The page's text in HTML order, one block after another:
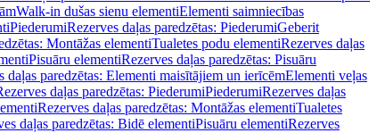
Walk-in dušas sienu elementiElementi saimniecības
PiederumiRezerves daļas paredzētas: PiederumiGeberit
Montāžas elementiTualetes podu elementiRezerves daļas
Pisuāru elementiRezerves daļas paredzētas: Pisuāru
daļas paredzētas: Elementi maisītājiem un ierīcēmElementi veļas
daļas paredzētas: PiederumiPiederumiRezerves daļas
Rezerves daļas paredzētas: Montāžas elementiTualetes
daļas paredzētas: Bidē elementiPisuāru elementiRezerves